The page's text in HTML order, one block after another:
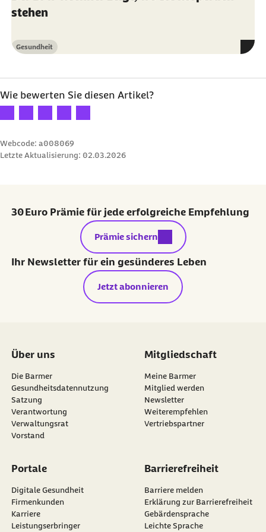
stehen
Kategorie
Gesundheit
Wie bewerten Sie diesen Artikel?
Ihre Bewertung: 1 Stern
Ihre Bewertung: 2 Sterne
Ihre Bewertung: 3 Sterne
Ihre Bewertung: 4 Sterne
Ihre Bewertung: 5 Sterne
Webcode: a008069
Letzte Aktualisierung: 02.03.2026
30 Euro Prämie für jede erfolgreiche Empfehlung
externer Link:
Prämie sichern
Ihr Newsletter für ein gesünderes Leben
Jetzt abonnieren
Über uns
Die Barmer
Gesundheitsdatennutzung
Satzung
Verantwortung
Verwaltungsrat
Vorstand
Mitgliedschaft
Meine Barmer
Mitglied werden
Newsletter
externer Link:
Weiterempfehlen
Vertriebspartner
Portale
Digitale Gesundheit
Firmenkunden
Karriere
Leistungserbringer
Barrierefreiheit
Barriere melden
Erklärung zur Barrierefreiheit
Gebärdensprache
Leichte Sprache